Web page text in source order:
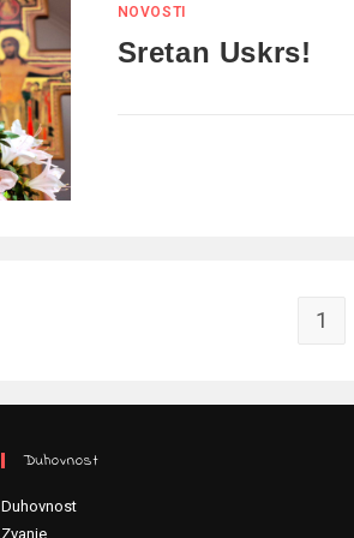
NOVOSTI
Sretan Uskrs!
1
Duhovnost
Duhovnost
Zvanje